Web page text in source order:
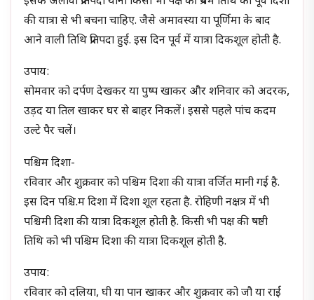
की यात्रा से भी बचना चाहिए. जैसे अमावस्या या पूर्णिमा के बाद
आने वाली तिथि प्रतिपदा हुई. इस दिन पूर्व में यात्रा दिकशूल होती है.
उपाय:
सोमवार को दर्पण देखकर या पुष्प खाकर और शनिवार को अदरक,
उड़द या तिल खाकर घर से बाहर निकलें। इससे पहले पांच कदम
उल्टे पैर चलें।
पश्चिम दिशा-
रविवार और शुक्रवार को पश्चिम दिशा की यात्रा वर्जित मानी गई है.
इस दिन पश्चि.म दिशा में दिशा शूल रहता है. रोहिणी नक्षत्र में भी
पश्चिमी दिशा की यात्रा दिकशूल होती है. किसी भी पक्ष की षष्ठी
तिथि को भी पश्चिम दिशा की यात्रा दिकशूल होती है.
उपाय:
रविवार को दलिया, घी या पान खाकर और शुक्रवार को जौ या राईं